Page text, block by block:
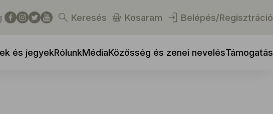
Keresés Kosaram Belépés/Regisztráció
és jegyekRólunkMédiaKözösség és zenei nevelésTámogatás